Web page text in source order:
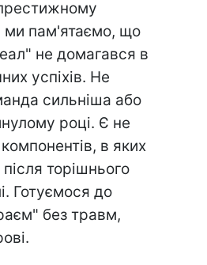
ми пам'ятаємо, що
не домагався в
успіхів. Не
сильніша або
році. Є не
в яких
торішнього
Готуємося до
без травм,